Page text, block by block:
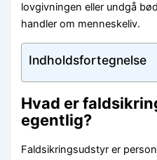
lovgivningen eller undgå
handler om menneskeliv.
Indholdsfortegnelse
Hvad er
egentlig?
Faldsikringsudstyr er